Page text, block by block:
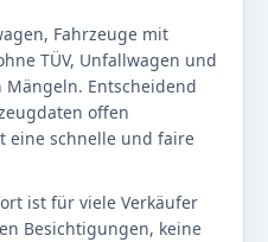
Fahrzeuge mit
TÜV, Unfallwagen und
Entscheidend
offen
eine schnelle und faire
ist für viele Verkäufer
Besichtigungen, keine